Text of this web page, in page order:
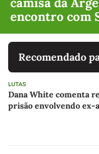
encontro com
Recomendado
LUTAS
Dana White comenta
prisão envolvendo ex-